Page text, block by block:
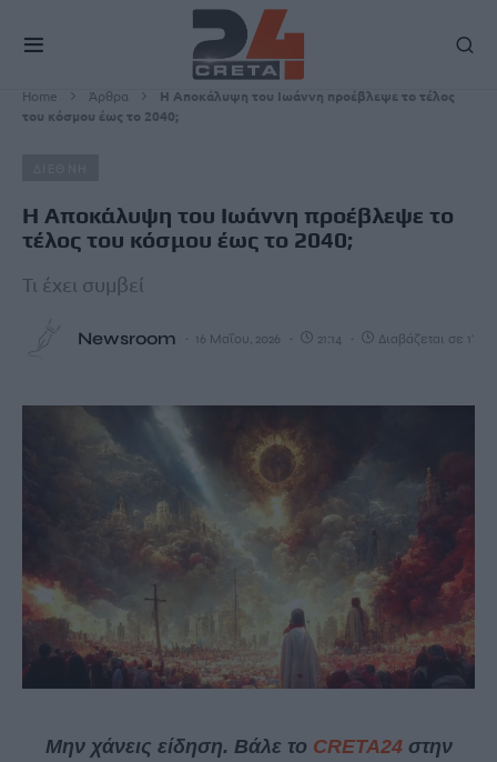
Home Άρθρα
Η Αποκάλυψη του Ιωάννη προέβλεψε το τέλος
του κόσμου έως το 2040;
Η Αποκάλυψη του Ιωάννη προέβλεψε το
τέλος του κόσμου έως το 2040;
Τι έχει συμβεί
Newsroom 16 Μαΐου, 2026 21:14 Διαβάζεται σε 1'
Μην χάνεις είδηση. Βάλε το CRETA24στην